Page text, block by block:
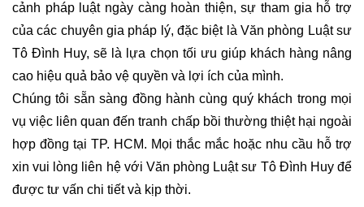
HỎI
ĐÁP
LUẬT
HÌNH
HỎI
ĐÁP
LUẬT
DÂN
SỰ
cảnh pháp luật ngày càng hoàn thiện, sự tham gia hỗ trợ
của các chuyên gia pháp lý, đặc biệt là Văn phòng Luật sư
Tô Đình Huy, sẽ là lựa chọn tối ưu giúp khách hàng nâng
cao hiệu quả bảo vệ quyền và lợi ích của mình.
Chúng tôi sẵn sàng đồng hành cùng quý khách trong mọi
vụ việc liên quan đến tranh chấp bồi thường thiệt hại ngoài
hợp đồng tại TP. HCM. Mọi thắc mắc hoặc nhu cầu hỗ trợ
xin vui lòng liên hệ với Văn phòng Luật sư Tô Đình Huy để
được tư vấn chi tiết và kịp thời.